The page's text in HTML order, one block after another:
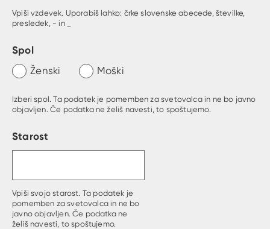
Vpiši vzdevek. Uporabiš lahko: črke slovenske abecede, številke,
presledek, - in _
Spol
Ženski Moški
Izberi spol. Ta podatek je pomemben za svetovalca in ne bo javno
objavljen. Če podatka ne želiš navesti, to spoštujemo.
Starost
Vpiši svojo starost. Ta podatek je
pomemben za svetovalca in ne bo
javno objavljen. Če podatka ne
želiš navesti, to spoštujemo.